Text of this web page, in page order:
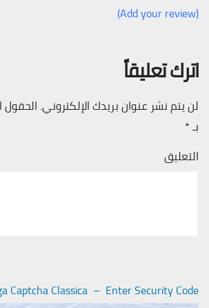
(Add your review)
اترك تعليقاً
لن يتم نشر عنوان بريدك الإلكتروني. الحقول
بـ*
التعليق
Captcha Classica – Enter Security Code